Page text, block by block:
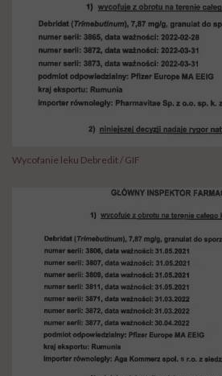
Wycofanie leku Debredit / GIF